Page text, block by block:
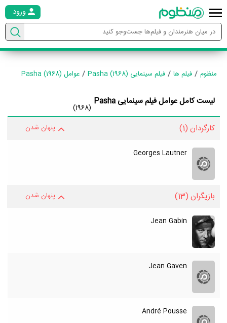
ورود
منظوم فیلم ها فیلم سینمایی Pasha (1968) عوامل Pasha (1968)
لیست کامل عوامل فیلم سینمایی Pasha
(1968)
کارگردان (1) پنهان شدن
Georges Lautner
بازیگران (13) پنهان شدن
Jean Gabin
Jean Gaven
André Pousse